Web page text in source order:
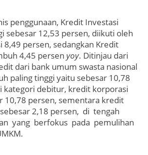
penggunaan, Kredit Investasi
sebesar 12,53 persen, diikuti oleh
8,49 persen, sedangkan Kredit
4,45 persen yoy. Ditinjau dari
dari bank umum swasta nasional
paling tinggi yaitu sebesar 10,78
kategori debitur, kredit korporasi
10,78 persen, sementara kredit
2,18 persen, di tengah
yang berfokus pada pemulihan